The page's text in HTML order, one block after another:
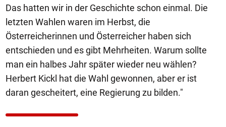
Das hatten wir in der Geschichte schon einmal. Die
letzten Wahlen waren im Herbst, die
Österreicherinnen und Österreicher haben sich
entschieden und es gibt Mehrheiten. Warum sollte
man ein halbes Jahr später wieder neu wählen?
Herbert Kickl hat die Wahl gewonnen, aber er ist
daran gescheitert, eine Regierung zu bilden."